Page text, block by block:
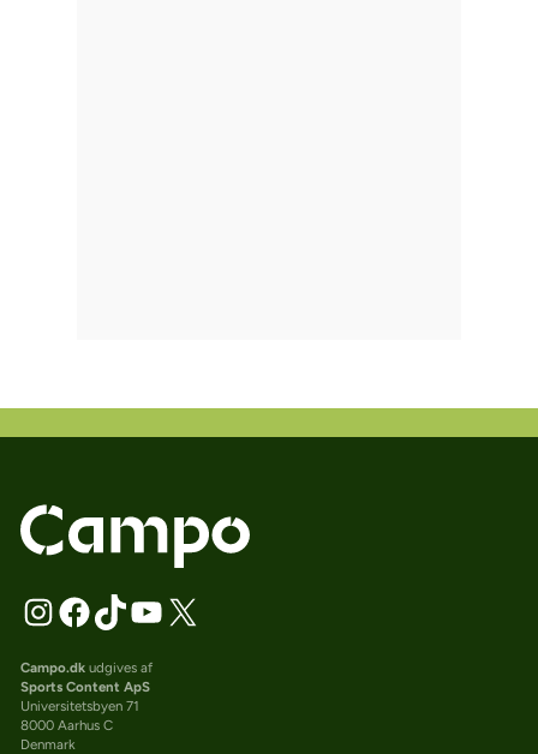
Campo.dkudgives af
Sports Content ApS
Universitetsbyen 71
8000 Aarhus C
Denmark